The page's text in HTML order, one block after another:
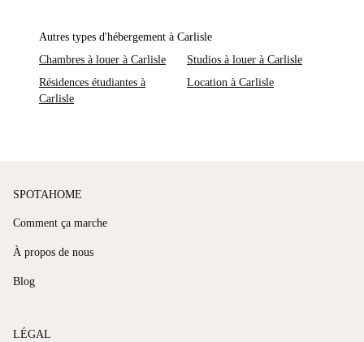
Autres types d'hébergement à Carlisle
Chambres à louer à Carlisle
Studios à louer à Carlisle
Résidences étudiantes à
Carlisle
Location à Carlisle
SPOTAHOME
Comment ça marche
À propos de nous
Blog
LÉGAL